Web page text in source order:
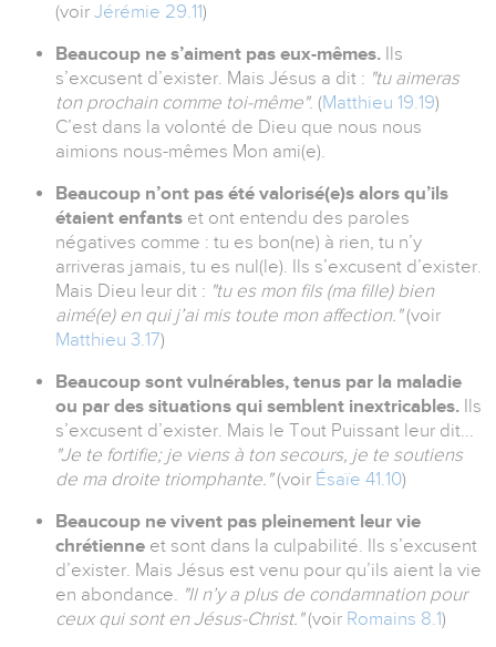
(voir Jérémie 29.11)
Beaucoup ne s’aiment pas eux-mêmes. Ils
s’excusent d’exister. Mais Jésus a dit : "tu aimeras
ton prochain comme toi-même". (Matthieu 19.19)
C’est dans la volonté de Dieu que nous nous
aimions nous-mêmes Mon ami(e).
Beaucoup n’ont pas été valorisé(e)s alors qu’ils
étaient enfants et ont entendu des paroles
négatives comme : tu es bon(ne) à rien, tu n’y
arriveras jamais, tu es nul(le). Ils s’excusent d’exister.
Mais Dieu leur dit : "tu es mon fils (ma fille) bien
aimé(e) en qui j’ai mis toute mon affection."(voir
Matthieu 3.17)
Beaucoup sont vulnérables, tenus par la maladie
ou par des situations qui semblent inextricables. Ils
s’excusent d’exister. Mais le Tout Puissant leur dit...
"Je te fortifie; je viens à ton secours, je te soutiens
de ma droite triomphante."(voir Ésaïe 41.10)
Beaucoup ne vivent pas pleinement leur vie
chrétienne et sont dans la culpabilité. Ils s’excusent
d’exister. Mais Jésus est venu pour qu’ils aient la vie
en abondance. "Il n’y a plus de condamnation pour
ceux qui sont en Jésus-Christ."(voir Romains 8.1)